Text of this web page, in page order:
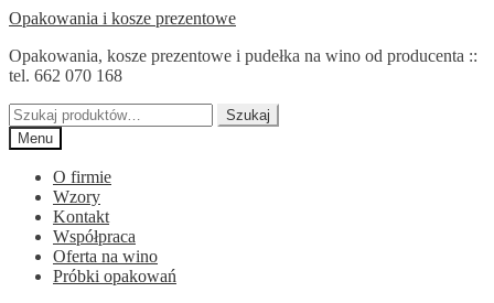
Przejdź
nawigacji
Przejdź
treści
Opakowania i kosze prezentowe
Opakowania, kosze prezentowe i pudełka na wino od producenta ::
tel. 662 070 168
Szukaj:
Szukaj
Menu
O firmie
Wzory
Kontakt
Współpraca
Oferta na wino
Próbki opakowań